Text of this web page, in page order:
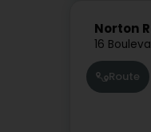
Norton
16
Route